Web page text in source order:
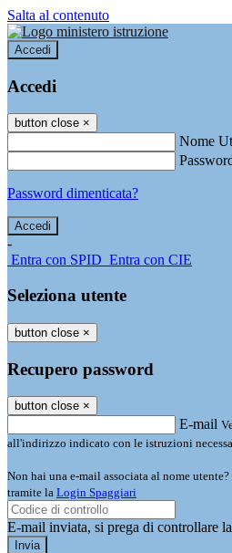
Salta al contenuto
Accedi
Accedi
button close ×
Nome
Password dimenticata?
-
Entra con SPID Entra con CIE
Seleziona utente
button close ×
Recupero password
button close ×
E-mail
all'indirizzo indicato con le istruzioni
Non hai una e-mail associata al nome
tramite la Login Spaggiari
E-mail inviata, si prega di controllare